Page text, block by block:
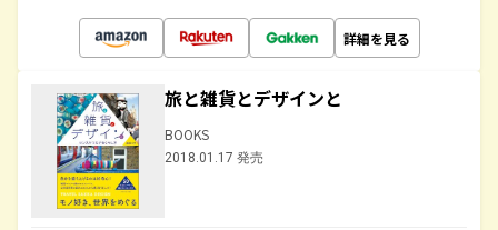
詳細を見る
旅と雑貨とデザインと
BOOKS
2018.01.17 発売